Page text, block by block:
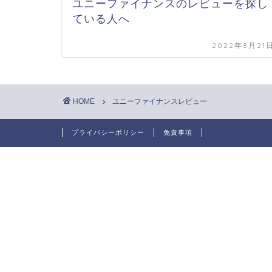
ユニーファイナンスのレビューを探し
ている人へ
2022年8月21
HOME ユニーファイナンスレビュー
プライバシーポリシー 免責事項